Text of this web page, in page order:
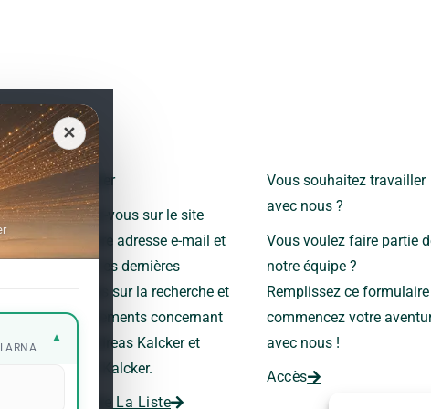
✕
▾
Newsletter
Inscrivez-vous sur le site
avec votre adresse e-mail et
recevez les dernières
nouvelles sur la recherche et
les événements concernant
le Dr Andreas Kalcker et
l’Institut Kalcker.
Rejoindre La Liste
Vous souhaitez travailler
avec nous ?
Vous voulez faire partie
notre équipe ?
Remplissez ce
commencez votre
avec nous !
Accès